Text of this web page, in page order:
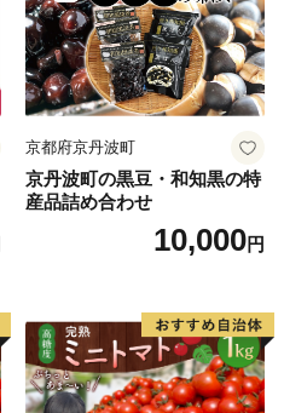
京都府京丹波町
京丹波町の黒豆・和知黒の特
産品詰め合わせ
10,000円